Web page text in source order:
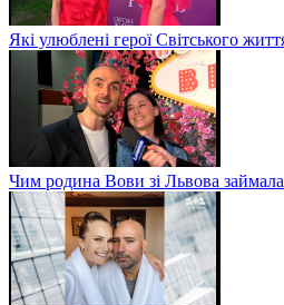
Які улюблені герої Світського
Чим родина Вови зі Львова